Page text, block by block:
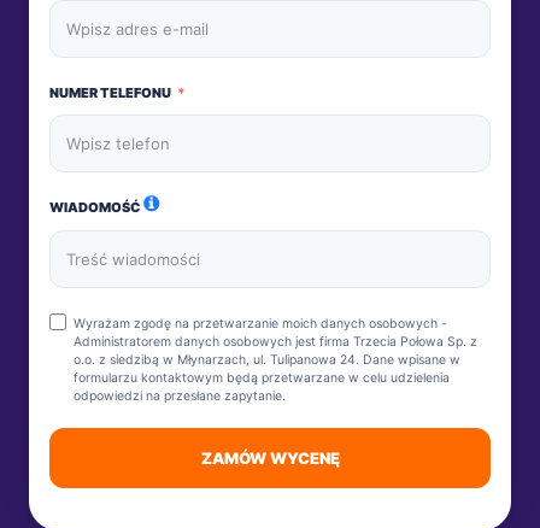
NUMER TELEFONU
WIADOMOŚĆ
Wyrażam zgodę na przetwarzanie moich danych osobowych -
Administratorem danych osobowych jest firma Trzecia Połowa Sp. z
o.o. z siedzibą w Młynarzach, ul. Tulipanowa 24. Dane wpisane w
formularzu kontaktowym będą przetwarzane w celu udzielenia
odpowiedzi na przesłane zapytanie.
ZAMÓW WYCENĘ